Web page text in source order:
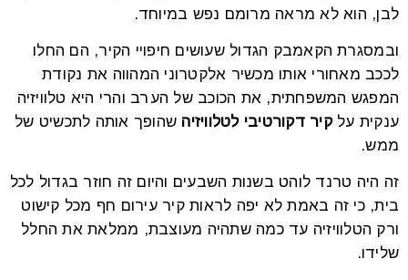
לבן, הוא לא מראה מרומם נפש במיוחד.
ובמסגרת הקאמבק הגדול שעושים חיפויי הקיר, הם החלו
לככב מאחורי אותו מכשיר אלקטרוני המהווה את נקודת
המפגש המשפחתית, את הכוכב של הערב והרי היא טלוויזיה
ענקית עלקיר דקורטיבי לטלוויזיה שהופך אותה לתכשיט של
ממש.
זה היה טרנד לוהט בשנות השבעים והיום זה חוזר בגדול לכל
בית, כי זה באמת לא יפה לראות קיר עירום חף מכל קישוט
ורק הטלוויזיה עד כמה שתהיה מעוצבת, ממלאת את החלל
שלידו.